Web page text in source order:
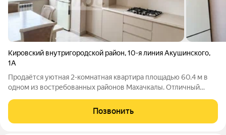
Кировский внутригородской район,10-я линия Акушинского,
1А
Продаётся уютная 2-комнатная квартира площадью 60.4 м в
одном из востребованных районов Махачкалы. Отличный
инвестиции под аренду. О доме: Кирпично-монолитный дом 4Позвонить